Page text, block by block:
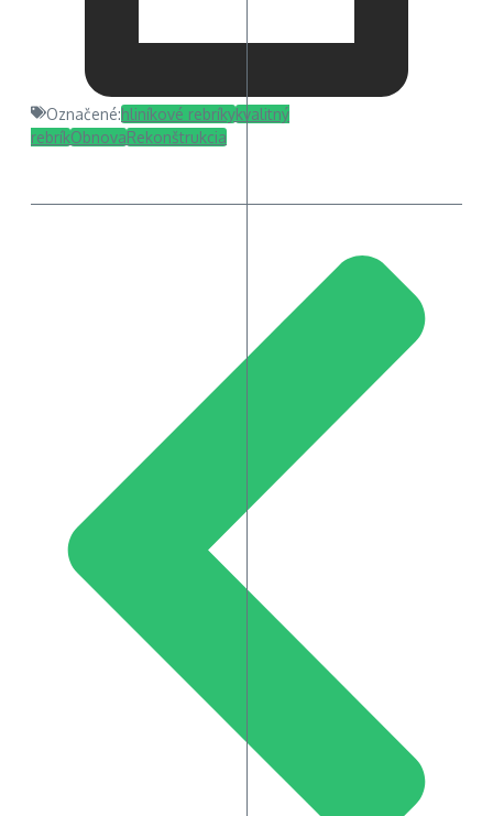
Označené:hliníkové rebríkykvalitný
rebríkObnovaRekonštrukcia